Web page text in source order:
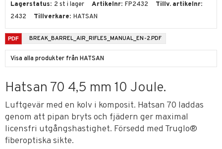
Lagerstatus 2 st i lager Artikelnr FP2432
Tillv. artikelnr
2432
Tillverkare HATSAN
BREAK_BARREL_AIR_RIFLES_MANUAL_EN-2.PDF
Visa alla produkter från HATSAN
Hatsan 70 4,5 mm 10 Joule.
Luftgevär med en kolv i komposit. Hatsan 70 laddas
genom att pipan bryts och fjädern ger maximal
licensfri utgångshastighet. Försedd med Truglo®
fiberoptiska sikte.